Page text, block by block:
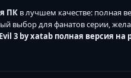
ПК в лучшем качестве: полная
выбор для фанатов серии,
3 by xatab полная версия на